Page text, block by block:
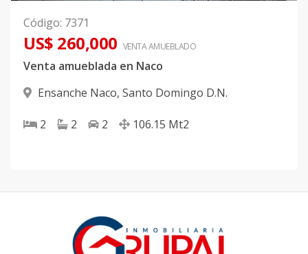
Código: 7371
US$ 260,000 VENTA AMUEBLADO
Venta amueblada en Naco
Ensanche Naco, Santo Domingo D.N.
2 2 2 106.15 Mt2